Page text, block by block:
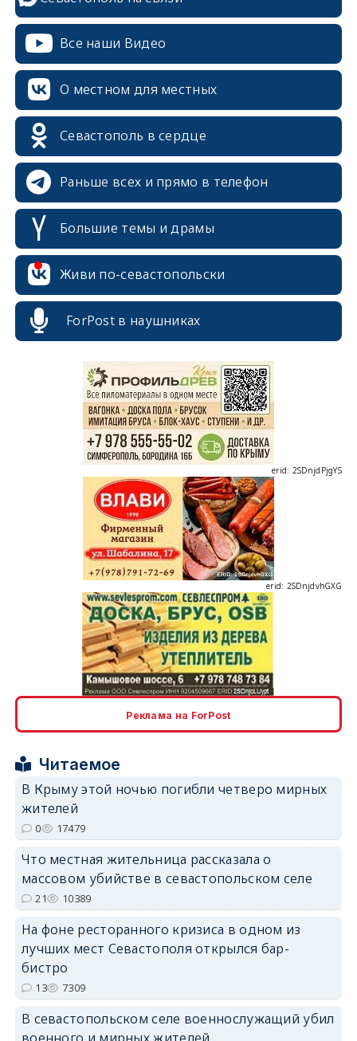
Все наши Видео
О местном для местных
Севастополь в сердце
Раньше всех и прямо в телефон
Большие темы и драмы
Живи по-севастопольски
ForPost в наушниках
erid: 2SDnjdPjgYS
erid: 2SDnjdvhGXG
Реклама на ForPost
Читаемое
В Крыму этой ночью погибли четверо мирных
жителей
0 17479
Что местная жительница рассказала о
массовом убийстве в севастопольском селе
21 10389
На фоне ресторанного кризиса в одном из
лучших мест Севастополя открылся бар-
бистро
13 7309
В севастопольском селе военнослужащий убил